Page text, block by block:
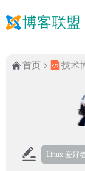
博客联盟
首页 技术
Linux 爱好